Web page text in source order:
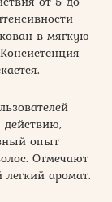
в мягкую
опыт
Отмечают
аромат.